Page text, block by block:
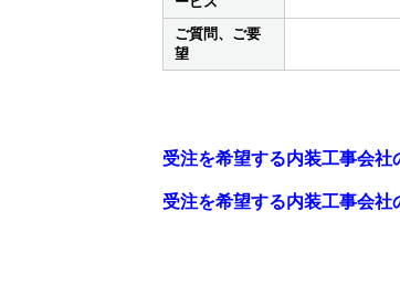
ご質問、ご要
望
受注を希望する内装工事会社
受注を希望する内装工事会社